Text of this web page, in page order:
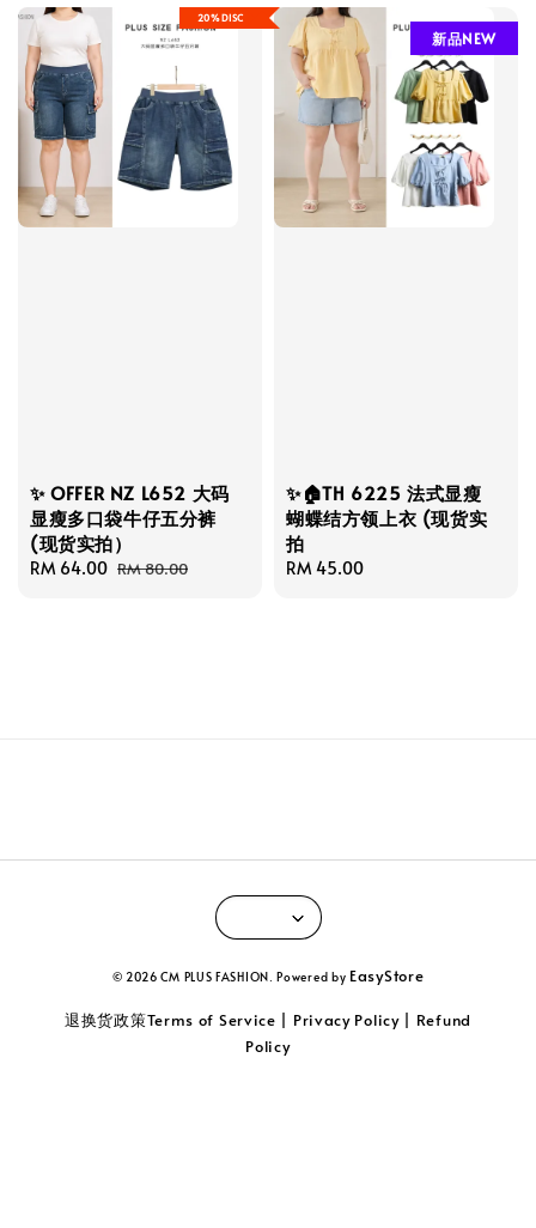
20%DISC
✨ OFFER NZ L652 大码
显瘦多口袋牛仔五分裤
(现货实拍）
Sale
RM 64.00 Regular
RM 80.00
新品NEW
✨🏠TH 6225 法式显瘦
蝴蝶结方领上衣 (现货实
拍
Regular
RM 45.00
© 2026 CM PLUS FASHION. Powered by EasyStore
退换货政策Terms of Service | Privacy Policy | Refund
Policy